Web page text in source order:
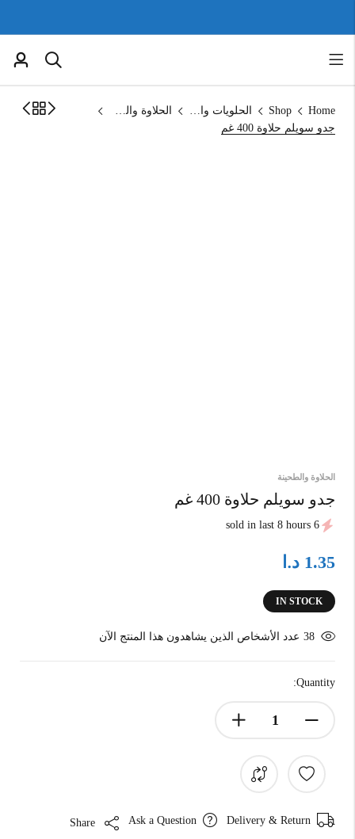
Home
Shop الحلويات والمخبوزات
الحلاوة والطحينة
جدو سويلم حلاوة 400 غم
الحلاوة والطحينة
جدو سويلم حلاوة 400 غم
6 sold in last 8 hours
1.35 د.ا
IN STOCK
38 عدد الأشخاص الذين يشاهدون هذا المنتج الآن
Quantity:
Delivery & Return
Ask a Question